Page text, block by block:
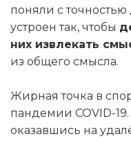
поняли с
устроен так, чтобы
них извлекать
из общего смысла.
Жирная точка в
пандемии COVID-
оказавшись на